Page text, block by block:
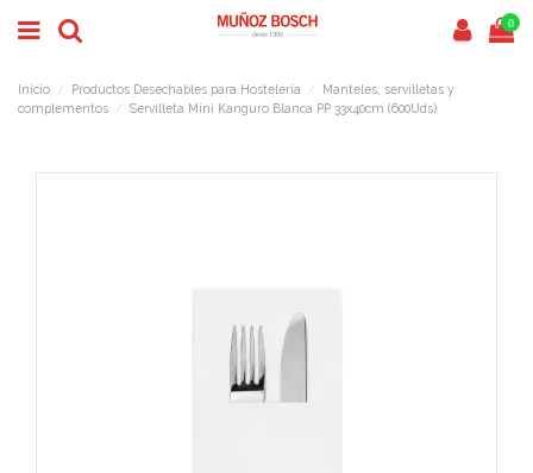
0
Inicio Productos Desechables para Hostelería
Manteles, servilletas y
complementos
Servilleta Mini Kanguro Blanca PP 33x40cm (600Uds)